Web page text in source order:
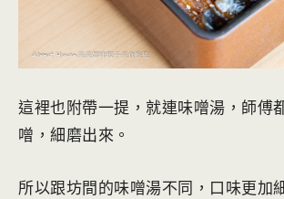
這裡也附帶一提，就連味噌湯，師傅
噌，細磨出來。
所以跟坊間的味噌湯不同，口味更加